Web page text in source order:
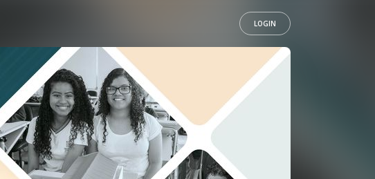
LOGIN